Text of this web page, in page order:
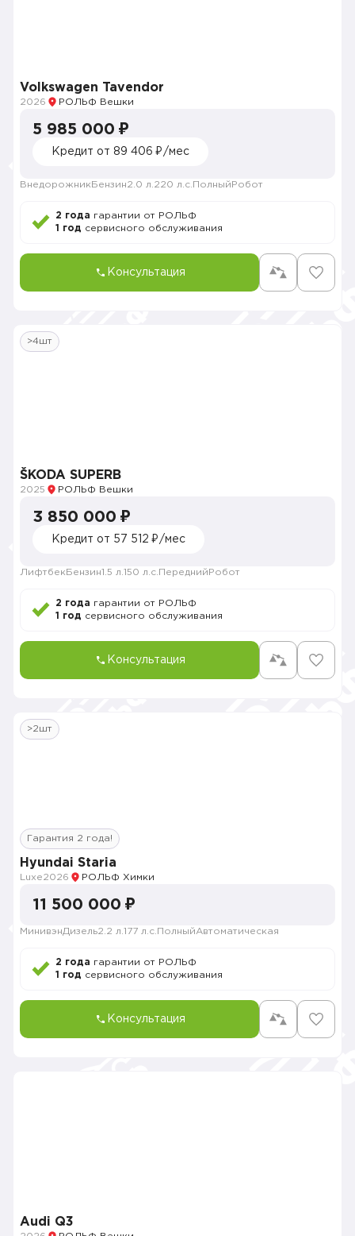
Volkswagen Tavendor
2026 РОЛЬФ Вешки
5 985 000 ₽
Кредит от 89 406 ₽/мес
Внедорожник Бензин2.0 л. 220 л.с. Полный Робот
2 года гарантии от РОЛЬФ
1 год сервисного обслуживания
Консультация
>4шт
ŠKODA SUPERB
2025 РОЛЬФ Вешки
3 850 000 ₽
Кредит от 57 512 ₽/мес
Лифтбек Бензин1.5 л. 150 л.с. Передний Робот
2 года гарантии от РОЛЬФ
1 год сервисного обслуживания
Консультация
>2шт
Гарантия 2 года!
Hyundai Staria
Luxe2026 РОЛЬФ Химки
11 500 000 ₽
МинивэнДизель2.2 л. 177 л.с. ПолныйАвтоматическая
2 года гарантии от РОЛЬФ
1 год сервисного обслуживания
Консультация
Audi Q3